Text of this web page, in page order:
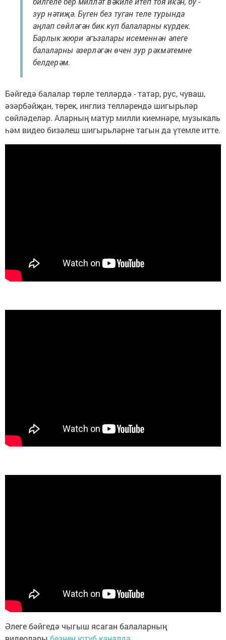
зур нәтиҗә. Бүген без туган теле турында
аңлап сөйләгән бик күп балаларны күрдек.
Барлык жюри әгъзалары исеменнән әлеге
балаларны әзерләгән өчен зур рәхмәтемне
белдерәм.
Бәйгедә балалар төрле телләрдә - татар, рус, чуваш,
әзәрбәйҗан, төрек, инглиз телләрендә шигырьләр
сөйләделәр. Аларның матур милли киемнәре, музыкаль
һәм видео бизәлеш шигырьләрне тагын да үтемле итте.
Әлеге бәйгедә чыгыш ясаган балаларның